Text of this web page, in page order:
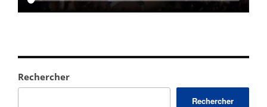
Rechercher
Rechercher